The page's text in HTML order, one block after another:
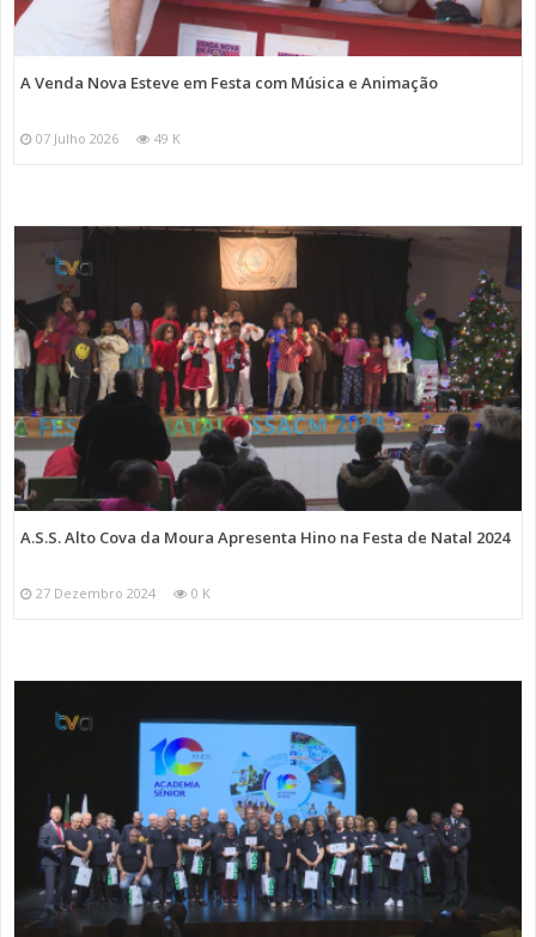
A Venda Nova Esteve em Festa com Música e Animação
07 Julho 2026 49 K
A.S.S. Alto Cova da Moura Apresenta Hino na Festa de Natal 2024
27 Dezembro 2024 0 K